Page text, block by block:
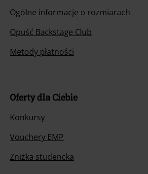
Ogólne informacje o rozmiarach
Opuść Backstage Club
Metody płatności
Oferty dla Ciebie
Konkursy
Vouchery EMP
Zniżka studencka